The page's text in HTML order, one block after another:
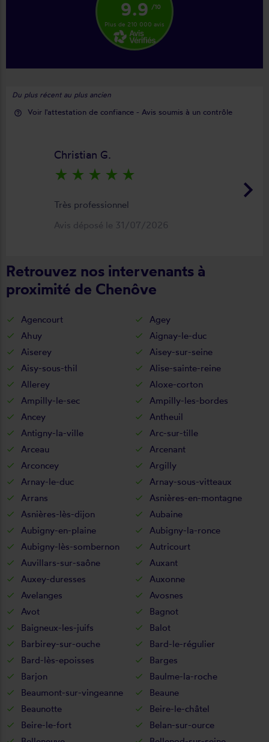
9.9 /10
Plus de 210 000 avis
Du plus récent au plus ancien
help_outline Voir l'attestation de confiance - Avis soumis à un contrôle
keyboard_arrow_right
Christian G.
star_rate star_rate star_rate star_rate star_rate
Très professionnel
Avis déposé le 31/07/2026
Retrouvez nos intervenants à
proximité de Chenôve
Agencourt
Agey
Ahuy
Aignay-le-duc
Aiserey
Aisey-sur-seine
Aisy-sous-thil
Alise-sainte-reine
Allerey
Aloxe-corton
Ampilly-le-sec
Ampilly-les-bordes
Ancey
Antheuil
Antigny-la-ville
Arc-sur-tille
Arceau
Arcenant
Arconcey
Argilly
Arnay-le-duc
Arnay-sous-vitteaux
Arrans
Asnières-en-montagne
Asnières-lès-dijon
Aubaine
Aubigny-en-plaine
Aubigny-la-ronce
Aubigny-lès-sombernon
Autricourt
Auvillars-sur-saône
Auxant
Auxey-duresses
Auxonne
Avelanges
Avosnes
Avot
Bagnot
Baigneux-les-juifs
Balot
Barbirey-sur-ouche
Bard-le-régulier
Bard-lès-epoisses
Barges
Barjon
Baulme-la-roche
Beaumont-sur-vingeanne
Beaune
Beaunotte
Beire-le-châtel
Beire-le-fort
Belan-sur-ource